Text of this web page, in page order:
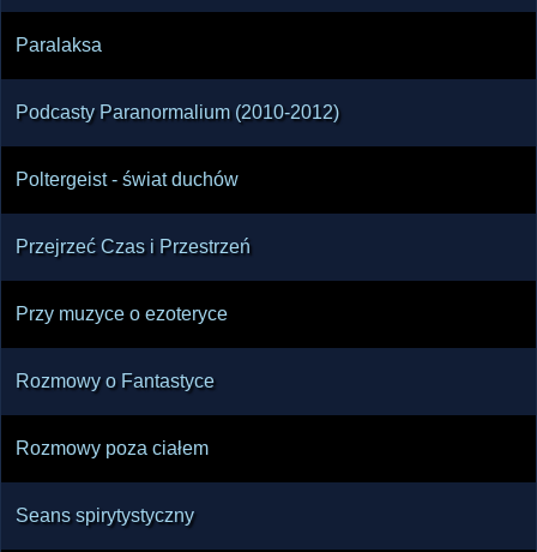
Paralaksa
Podcasty Paranormalium (2010-2012)
Poltergeist - świat duchów
Przejrzeć Czas i Przestrzeń
Przy muzyce o ezoteryce
Rozmowy o Fantastyce
Rozmowy poza ciałem
Seans spirytystyczny